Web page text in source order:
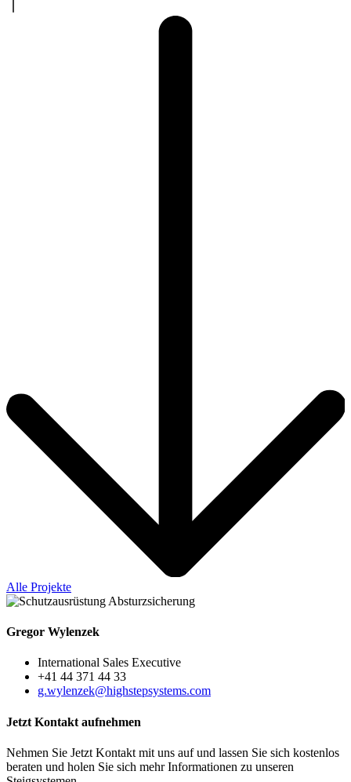
Alle Projekte
Gregor Wylenzek
International Sales Executive
+41 44 371 44 33
g.wylenzek@highstepsystems.com
Jetzt Kontakt aufnehmen
Nehmen Sie Jetzt Kontakt mit uns auf und lassen Sie sich kostenlos
beraten und holen Sie sich mehr Informationen zu unseren